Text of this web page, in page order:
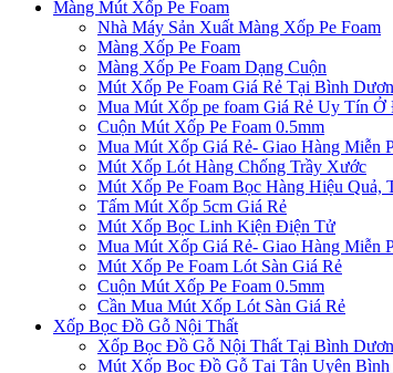
Màng Mút Xốp Pe Foam
Nhà Máy Sản Xuất Màng Xốp Pe Foam
Màng Xốp Pe Foam
Màng Xốp Pe Foam Dạng Cuộn
Mút Xốp Pe Foam Giá Rẻ Tại Bình
Mua Mút Xốp pe foam Giá Rẻ Uy Tín Ở
Cuộn Mút Xốp Pe Foam 0.5mm
Mua Mút Xốp Giá Rẻ- Giao Hàng Miễn
Mút Xốp Lót Hàng Chống Trầy Xước
Mút Xốp Pe Foam Bọc Hàng Hiệu Quả,
Tấm Mút Xốp 5cm Giá Rẻ
Mút Xốp Bọc Linh Kiện Điện Tử
Mua Mút Xốp Giá Rẻ- Giao Hàng Miễn
Mút Xốp Pe Foam Lót Sàn Giá Rẻ
Cuộn Mút Xốp Pe Foam 0.5mm
Cần Mua Mút Xốp Lót Sàn Giá Rẻ
Xốp Bọc Đồ Gỗ Nội Thất
Xốp Bọc Đồ Gỗ Nội Thất Tại Bình
Mút Xốp Bọc Đồ Gỗ Tại Tân Uyên